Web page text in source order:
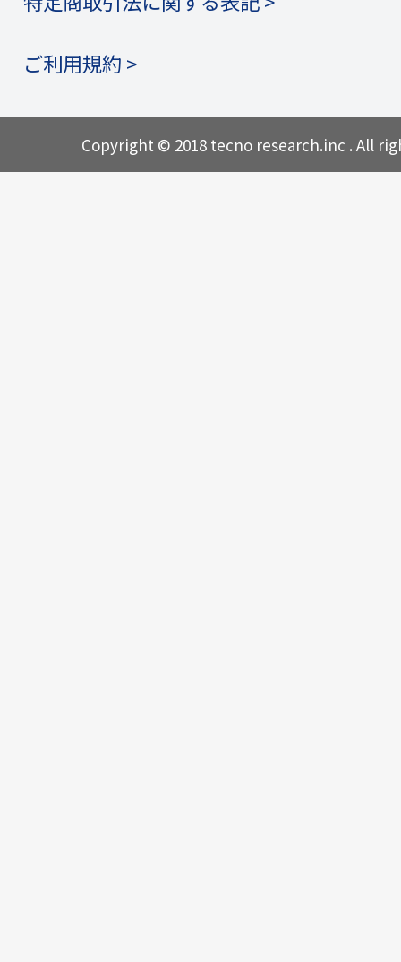
ご利用規約 >
Copyright © 2018 tecno research.inc . All